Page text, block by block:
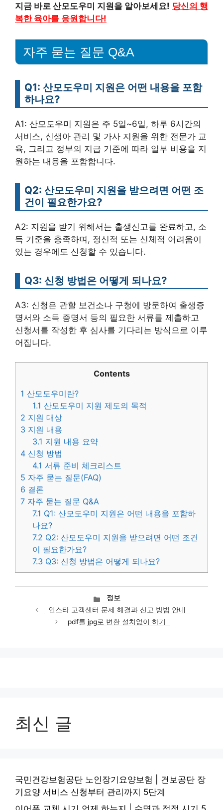
지금 바로 산모도우미 지원을 알아보세요! 당신의 행
복한 육아를 응원합니다!
자주 묻는 질문 Q&A
Q1: 산모도우미 지원은 어떤 내용을 포함
하나요?
A1: 산모도우미 지원은 주 5일~6일, 하루 6시간의
서비스, 신생아 관리 및 가사 지원을 위한 전문가 교
육, 그리고 정부의 지급 기준에 따라 일부 비용을 지
원하는 내용을 포함합니다.
Q2: 산모도우미 지원을 받으려면 어떤 조
건이 필요한가요?
A2: 지원을 받기 위해서는 출생신고를 완료하고, 소
득 기준을 충족하며, 정신적 또는 신체적 어려움이
있는 경우에도 신청할 수 있습니다.
Q3: 신청 방법은 어떻게 되나요?
A3: 신청은 관할 보건소나 구청에 방문하여 출생증
명서와 소득 증명서 등의 필요한 서류를 제출하고
신청서를 작성한 후 심사를 기다리는 방식으로 이루
어집니다.
Contents
1 산모도우미란?
1.1 산모도우미 지원 제도의 목적
2 지원 대상
3 지원 내용
3.1 지원 내용 요약
4 신청 방법
4.1 서류 준비 체크리스트
5 자주 묻는 질문(FAQ)
6 결론
7 자주 묻는 질문 Q&A
7.1 Q1: 산모도우미 지원은 어떤 내용을 포함하
나요?
7.2 Q2: 산모도우미 지원을 받으려면 어떤 조건
이 필요한가요?
7.3 Q3: 신청 방법은 어떻게 되나요?
카
테
고
리
정보
인스타 고객센터 문제 해결과 신고 방법 안내
pdf를 jpg로 변환 설치없이 하기
최신 글
국민건강보험공단 노인장기요양보험 | 건보공단 장
기요양 서비스 신청부터 관리까지 5단계